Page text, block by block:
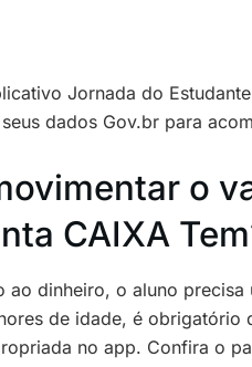
Jornada do
dados Gov.br para
o
CAIXA
ao dinheiro, o aluno
de idade, é obrigatório
no app. Confira o